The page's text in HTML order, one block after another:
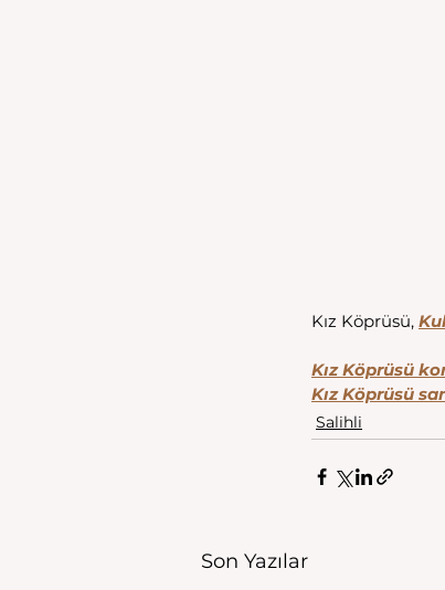
Kız Köprüsü,
Kız Köprüsü
Kız Köprüsü
Salihli
Son Yazılar